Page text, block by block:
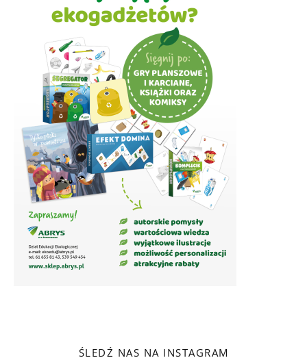
ŚLEDŹ NAS NA INSTAGRAM